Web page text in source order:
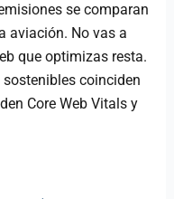
se comparan
aviación. No vas a
que optimizas resta.
coinciden
Core Web Vitals y